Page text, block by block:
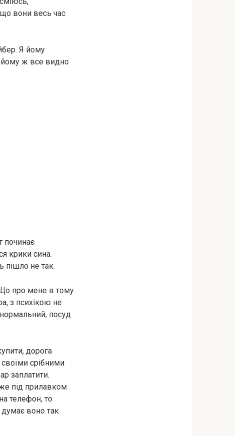
вони весь час
Я йому
йому ж все видно
починає
крики сина.
пішло не так.
Що про мене в тому
з психікою не
посуд
дорога
срібними
заплатити.
під прилавком
телефон, то
думає воно так